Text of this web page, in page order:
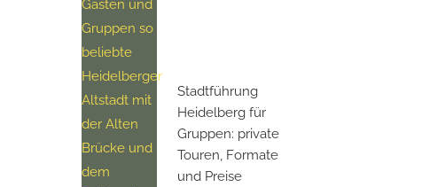
Stadtführung
Heidelberg für
Gruppen: private
Touren, Formate
und Preise